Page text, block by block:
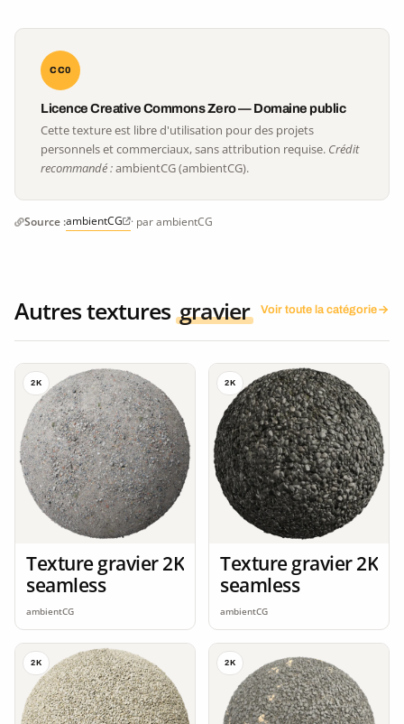
CC0
Licence Creative Commons Zero — Domaine public
Cette texture est libre d'utilisation pour des projets
personnels et commerciaux, sans attribution requise. Crédit
recommandé :ambientCG (ambientCG).
Source :ambientCG · par ambientCG
Autres textures gravier Voir toute la catégorie
2K
Texture gravier 2K
seamless
ambientCG
2K
Texture gravier 2K
seamless
ambientCG
2K 2K